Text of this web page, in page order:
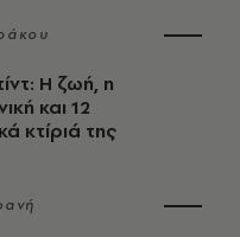
Η ζωή, η
και 12
κτίριά της